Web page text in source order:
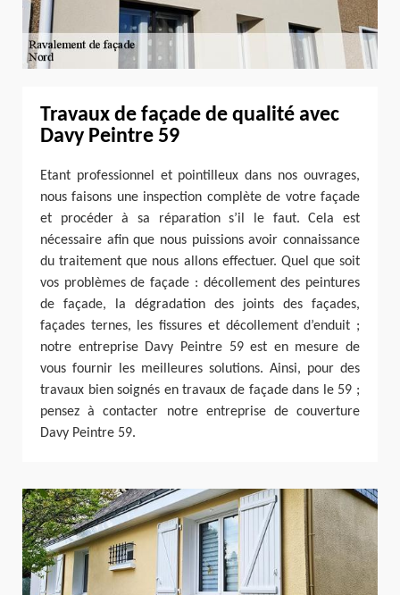
Travaux de façade de qualité avec
Davy Peintre 59
Etant professionnel et pointilleux dans nos ouvrages,
nous faisons une inspection complète de votre façade
et procéder à sa réparation s’il le faut. Cela est
nécessaire afin que nous puissions avoir connaissance
du traitement que nous allons effectuer. Quel que soit
vos problèmes de façade : décollement des peintures
de façade, la dégradation des joints des façades,
façades ternes, les fissures et décollement d’enduit ;
notre entreprise Davy Peintre 59 est en mesure de
vous fournir les meilleures solutions. Ainsi, pour des
travaux bien soignés en travaux de façade dans le 59 ;
pensez à contacter notre entreprise de couverture
Davy Peintre 59.